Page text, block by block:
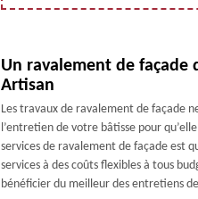
Un ravalement de façade
Artisan
Les travaux de ravalement de façade
l’entretien de votre bâtisse pour
services de ravalement de façade est
services à des coûts flexibles à tous
bénéficier du meilleur des entretiens